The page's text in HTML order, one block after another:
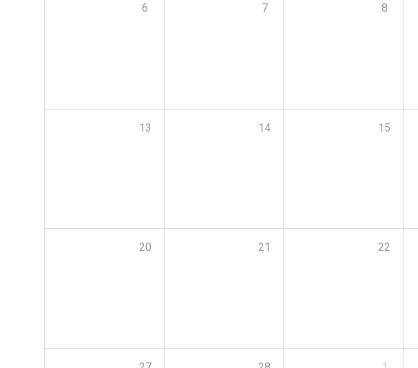
6 7 8
13 14 15
20 21 22